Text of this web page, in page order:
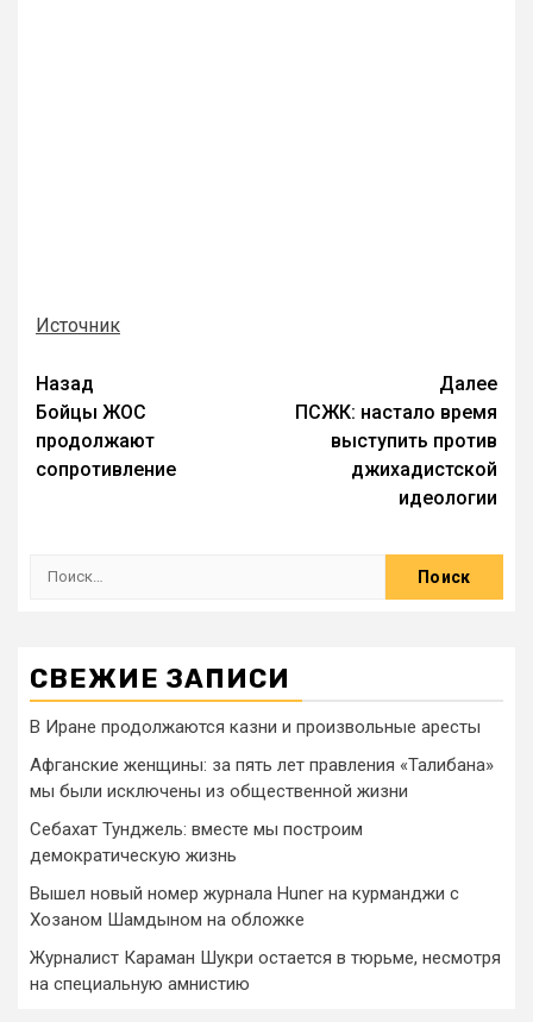
Источник
Назад
Бойцы ЖОС
продолжают
сопротивление
Далее
ПСЖК: настало время
выступить против
джихадистской
идеологии
СВЕЖИЕ ЗАПИСИ
В Иране продолжаются казни и произвольные аресты
Афганские женщины: за пять лет правления «Талибана»
мы были исключены из общественной жизни
Себахат Тунджель: вместе мы построим
демократическую жизнь
Вышел новый номер журнала Huner на курманджи с
Хозаном Шамдыном на обложке
Журналист Караман Шукри остается в тюрьме, несмотря
на специальную амнистию